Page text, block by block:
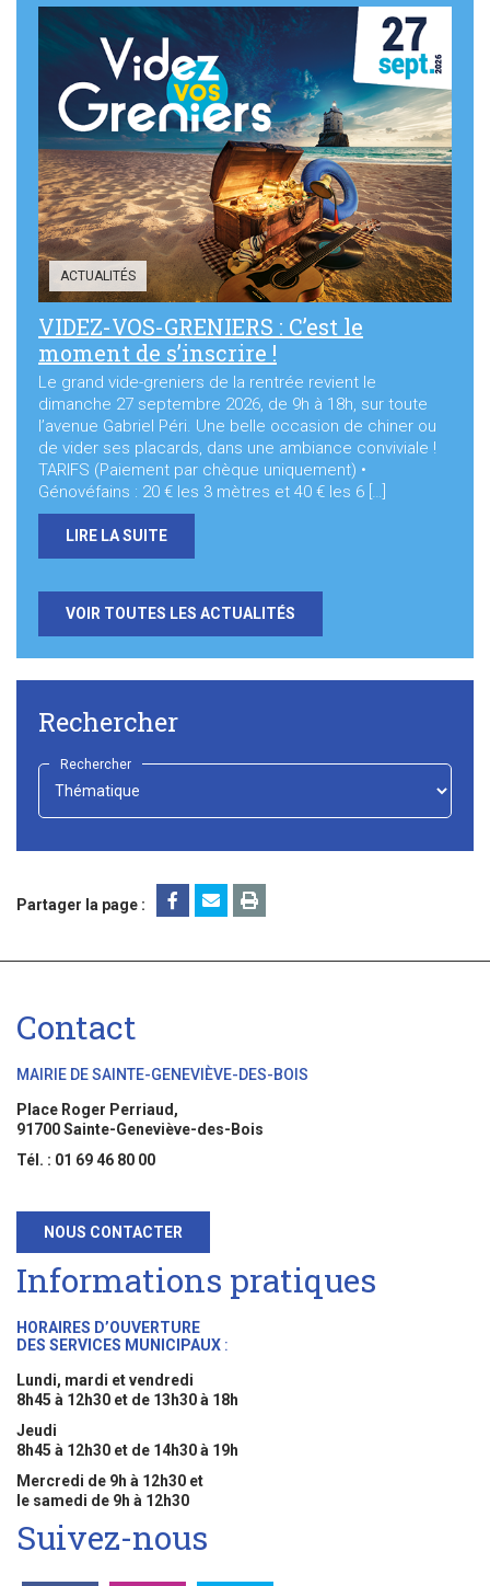
ACTUALITÉS
VIDEZ-VOS-GRENIERS : C’est le
moment de s’inscrire !
Le grand vide-greniers de la rentrée revient le
dimanche 27 septembre 2026, de 9h à 18h, sur toute
l’avenue Gabriel Péri. Une belle occasion de chiner ou
de vider ses placards, dans une ambiance conviviale !
TARIFS (Paiement par chèque uniquement) •
Génovéfains : 20 € les 3 mètres et 40 € les 6 […]
LIRE LA SUITE
VOIR TOUTES LES ACTUALITÉS
Rechercher
Rechercher
Choisir
Partager la page :
Contact
MAIRIE DE SAINTE-GENEVIÈVE-DES-BOIS
Place Roger Perriaud,
91700 Sainte-Geneviève-des-Bois
Tél. : 01 69 46 80 00
NOUS CONTACTER
Informations pratiques
HORAIRES D’OUVERTURE
DES SERVICES MUNICIPAUX :
Lundi, mardi et vendredi
8h45 à 12h30 et de 13h30 à 18h
Jeudi
8h45 à 12h30 et de 14h30 à 19h
Mercredi de 9h à 12h30 et
le samedi de 9h à 12h30
Suivez-nous